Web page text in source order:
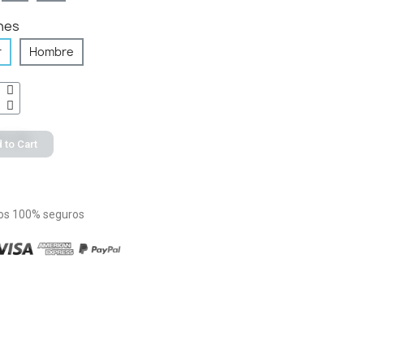
Hombre
to Cart
100% seguros